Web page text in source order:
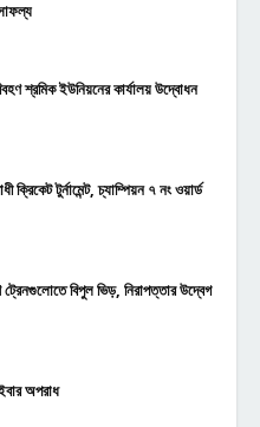
শ্রমিক ইউনিয়নের কার্যালয় উদ্বোধন
ক্রিকেট টুর্নামেন্ট, চ্যাম্পিয়ন ৭ নং ওয়ার্ড
ট্রেনগুলোতে বিপুল ভিড়, নিরাপত্তার উদ্বেগ
অপরাধ